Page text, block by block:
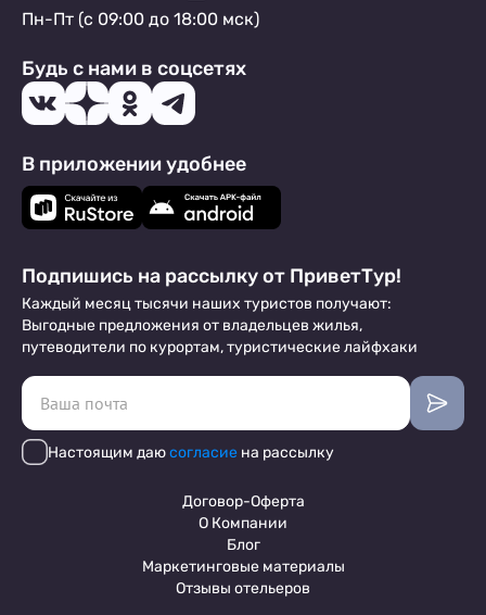
Пн-Пт (с 09:00 до 18:00 мск)
Будь с нами в соцсетях
В приложении удобнее
Подпишись на рассылку от ПриветТур!
Каждый месяц тысячи наших туристов получают:
Выгодные предложения от владельцев жилья,
путеводители по курортам, туристические лайфхаки
Настоящим даюсогласие на рассылку
Договор-Оферта
О Компании
Блог
Маркетинговые материалы
Отзывы отельеров